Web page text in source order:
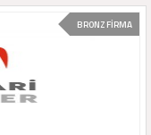
BRONZ FİRMA